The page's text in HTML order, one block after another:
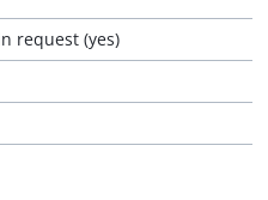
request (yes)